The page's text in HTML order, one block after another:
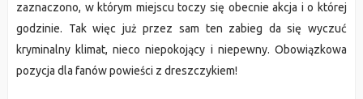
zaznaczono, w którym miejscu toczy się obecnie akcja i o której
godzinie. Tak więc już przez sam ten zabieg da się wyczuć
kryminalny klimat, nieco niepokojący i niepewny. Obowiązkowa
pozycja dla fanów powieści z dreszczykiem!